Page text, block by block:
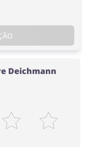
Deichmann